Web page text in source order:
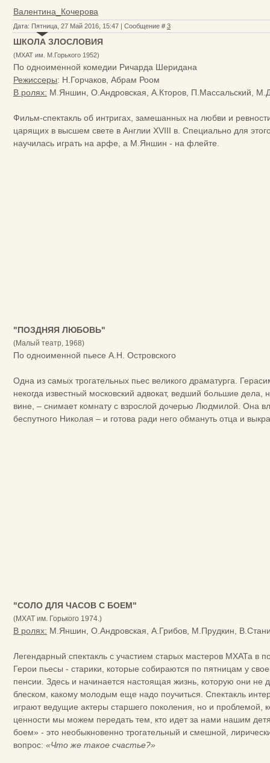
Валентина_Кочерова
Дата: Пятница, 27 Май 2016, 15:47 | Сообщение # 3
ШКОЛА ЗЛОСЛОВИЯ
(МХАТ им. М.Горького 1952)
По одноименной комедии Ричарда Шеридана
Режиссеры: Н.Горчаков, Абрам Роом
В ролях: М.Яншин, О.Андровская, А.Кторов, П.Массальский,
Фильм-спектакль об интригах, замешанных на любви и
царящих в высшем свете в Англии XVIII в. Специально для
научилась играть на арфе, а М.Яншин - на флейте.
"ПОЗДНЯЯ ЛЮБОВЬ"
(Малый театр, 1968)
По одноименной пьесе А.Н. Островского
Одна из самых трогательных пьес великого драматурга.
некогда известный московский адвокат, ведший большие
вине, – снимает комнату с взрослой дочерью Людмилой. Она
беспутного Николая – и готова ради него обмануть отца и
"СОЛО ДЛЯ ЧАСОВ С БОЕМ"
(МХАТ им. Горького 1974.)
В ролях: М.Яншин, О.Андровская, А.Грибов, М.Прудкин,
Легендарный спектакль с участием старых мастеров МХАТа в
Герои пьесы - старики, которые собираются по пятницам у
пенсии. Здесь и начинается настоящая жизнь, которую они не
блеском, какому молодым еще надо поучиться. Спектакль
играют ведущие актеры старшего поколения, но и проблемой,
ценности мы можем передать тем, кто идет за нами нашим
боем» - это необыкновенно трогательный и смешной,
вопрос: «Что же такое счастье?»